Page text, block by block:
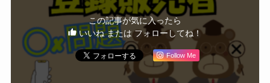
この記事が気に入ったら
いいね または フォローしてね！
Follow Me